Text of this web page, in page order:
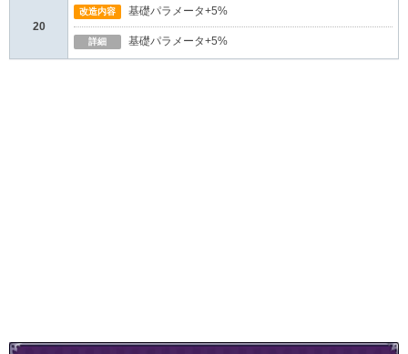
20
改造内容 基礎パラメータ+5%
詳細 基礎パラメータ+5%